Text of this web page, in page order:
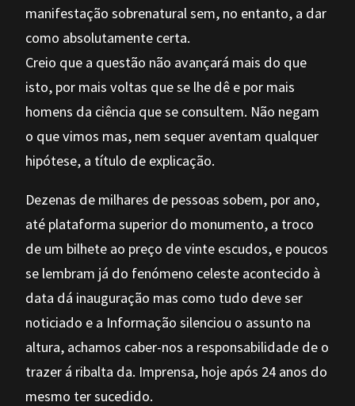
manifestação sobrenatural sem, no entanto, a dar
como absolutamente certa.
Creio que a questão não avançará mais do que
isto, por mais voltas que se lhe dê e por mais
homens da ciência que se consultem. Não negam
o que vimos mas, nem sequer aventam qualquer
hipótese, a título de explicação.
Dezenas de milhares de pessoas sobem, por ano,
até plataforma superior do monumento, a troco
de um bilhete ao preço de vinte escudos, e poucos
se lembram já do fenómeno celeste acontecido à
data dá inauguração mas como tudo deve ser
noticiado e a Informação silenciou o assunto na
altura, achamos caber-nos a responsabilidade de o
trazer á ribalta da. Imprensa, hoje após 24 anos do
mesmo ter sucedido.